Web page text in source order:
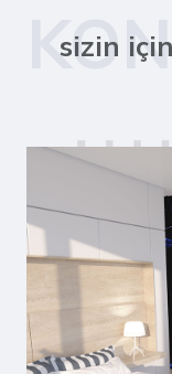
sizin